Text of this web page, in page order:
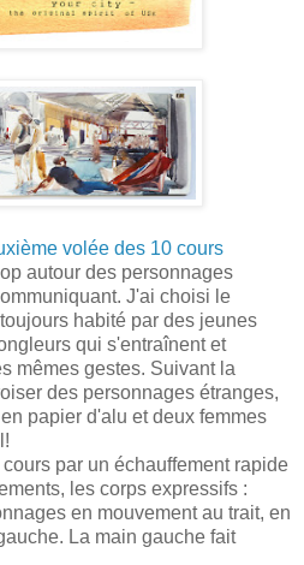
volée des 10 cours
autour des personnages
J'ai choisi le
habité par des jeunes
qui s'entraînent et
mêmes gestes. Suivant la
des personnages étranges,
papier d'alu et deux femmes
par un échauffement rapide
les corps expressifs :
en mouvement au trait, en
La main gauche fait